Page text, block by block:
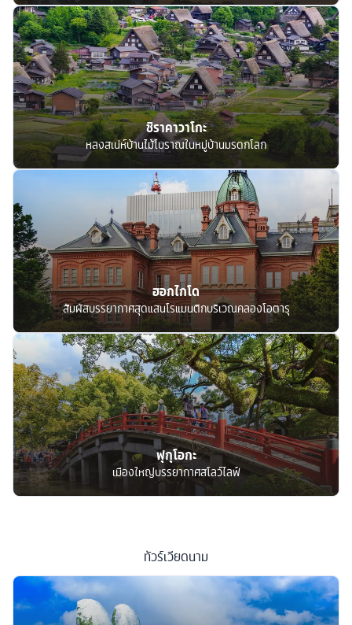
ชิราคาวาโกะ
หลงสเน่ห์บ้านไม้โบราณในหมู่บ้านมรดกโลก
ฮอกไกโด
สัมผัสบรรยากาศสุดแสนโรแมนติกบริเวณคลองโอตารุ
ฟุกุโอกะ
เมืองใหญ่บรรยากาศสโลว์ไลฟ์
ทัวร์เวียดนาม